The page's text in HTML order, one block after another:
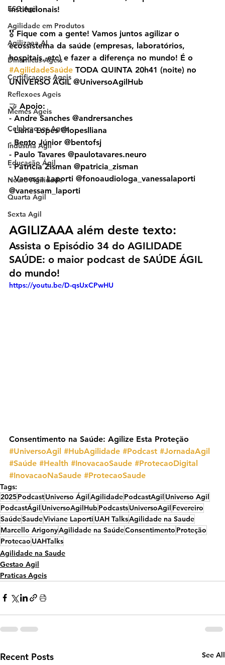
ESG Agil
Agilidade em Produtos
Agilizaaa AI
Dinamicas Ageis
Certificacoes Ageis
Reflexoes Ageis
Memes Ageis
Celebracoes Ageis
Industria Agil
Educação Ágil
Neuro Agilidade
Quarta Agil
Sexta Agil
institucionais!
🎖️ Fique com a gente! Vamos juntos agilizar o
ecossistema da saúde (empresas, laboratórios,
hospitais, etc) e fazer a diferença no mundo! É o
#AgilidadeSaúde TODA QUINTA 20h41 (noite) no
UNIVERSO ÁGIL @UniversoAgilHub
🤝 Apoio:
- Andre Sanches @andrersanches
- Liana Lopes @lopeslliana
- Bento Júnior @bentofsj
- Paulo Tavares @paulotavares.neuro
- Patricia Zisman @patricia_zisman
- Vanessa Laporti @fonoaudiologa_vanessalaporti
@vanessam_laporti
AGILIZAAA além deste texto:
Assista o Episódio 34 do AGILIDADE
SAÚDE: o maior podcast de SAÚDE ÁGIL
do mundo!
https://youtu.be/D-qsUxCPwHU
Consentimento na Saúde: Agilize Esta Proteção
#UniversoAgil #HubAgilidade #Podcast #JornadaAgil
#Saúde #Health #InovacaoSaude #ProtecaoDigital
#InovacaoNaSaude #ProtecaoSaude
Tags:
2025PodcastUniverso ÁgilAgilidadePodcastAgil Universo Agil
PodcastÁgil UniversoAgilHubPodcastsUniversoAgil Fevereiro
SaúdeSaudeViviane Laporti UAH TalksAgilidade na Saude
Marcello ArigonyAgilidade na SaúdeConsentimento Proteção
Protecao UAHTalks
Agilidade na Saude
Gestao Agil
Praticas Ageis
Recent Posts See All